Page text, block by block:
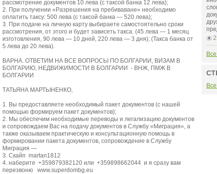
рассмотрение документов 10 лева (с таксой банка 12 лева);
2. При получении «Разрешения на пребиваване» необходимо
оплатить таксу: 500 лева (с таксой банка — 520 лева);
3. При подаче на личную карту выбираете самостоятельно сроки
рассмотрения, от этого и будет зависеть такса. (45 лева — 1 месяц
изготовления, 90 лева — 10 дней, 220 лева — 3 дня); (Такса банка от
5 лева до 20 лева).
ВАРНА. ОТВЕТИМ НА ВСЕ ВОПРОСЬІ ПО БОЛГАРИИ, ВИЗАМ В
БОЛГАРИЮ, НЕДВИЖИМОСТИ В БОЛГАРИИ - ВНЖ, ПМЖ В
БОЛГАРИИ
ТАТЬЯНА МАРТЬІНЕНКО,
1. Вы предоставляете необходимый пакет документов (с нашей
помощью формируем пакет документов);
2. Мы обеспечим необходимые переводы и легализацию документов
и сопровождаем Вас на подачу документов в Службу «Миграция», а
также оказываем практическую и консультационную помощь в
формировании пакета документов, сопровождение в Службу
Миграция —
3. Скайп martan1812
4. наберите +359879382120 или +359898662044 и я сразу вам
перезвоню www.superdombg.eu